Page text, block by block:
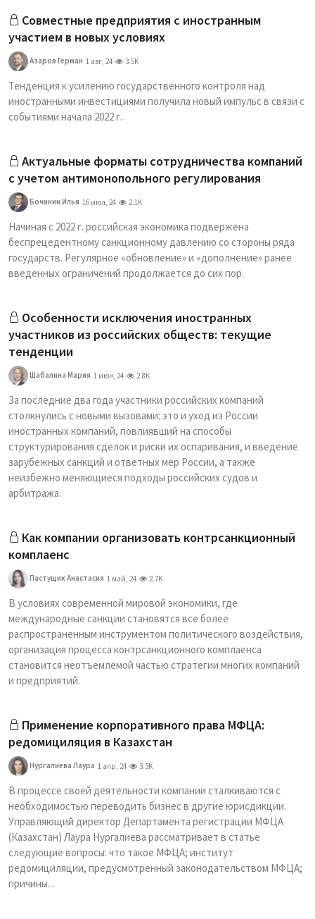
Совместные предприятия с иностранным
участием в новых условиях
Азаров Герман 1 авг, 24 3.5K
Тенденция к усилению государственного контроля над
иностранными инвестициями получила новый импульс в связи с
событиями начала 2022 г.
Актуальные форматы сотрудничества компаний
с учетом антимонопольного регулирования
Бочинин Илья 16 июл, 24 2.1K
Начиная с 2022 г. российская экономика подвержена
беспрецедентному санкционному давлению со стороны ряда
государств. Регулярное «обновление» и «дополнение» ранее
введенных ограничений продолжается до сих пор.
Особенности исключения иностранных
участников из российских обществ: текущие
тенденции
Шабалина Мария 1 июн, 24 2.8K
За последние два года участники российских компаний
столкнулись с новыми вызовами: это и уход из России
иностранных компаний, повлиявший на способы
структурирования сделок и риски их оспаривания, и введение
зарубежных санкций и ответных мер России, а также
неизбежно меняющиеся подходы российских судов и
арбитража.
Как компании организовать контрсанкционный
комплаенс
Пастущик Анастасия 1 май, 24 2.7K
В условиях современной мировой экономики, где
международные санкции становятся все более
распространенным инструментом политического воздействия,
организация процесса контрсанкционного комплаенса
становится неотъемлемой частью стратегии многих компаний
и предприятий.
Применение корпоративного права МФЦА:
редомициляция в Казахстан
Нургалиева Лаура 1 апр, 24 3.3K
В процессе своей деятельности компании сталкиваются с
необходимостью переводить бизнес в другие юрисдикции.
Управляющий директор Департамента регистрации МФЦА
(Казахстан) Лаура Нургалиева рассматривает в статье
следующие вопросы: что такое МФЦА; институт
редомициляции, предусмотренный законодательством МФЦА;
причины...